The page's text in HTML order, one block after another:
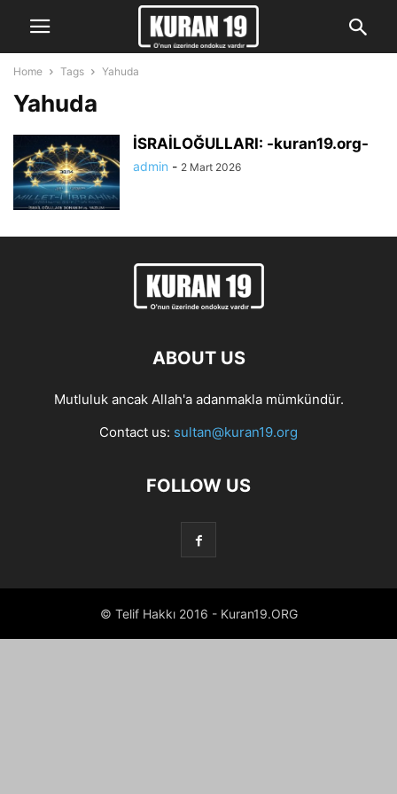
Home Tags Yahuda
Yahuda
İSRAİLOĞULLARI: -kuran19.org-
admin - 2 Mart 2026
ABOUT US
Mutluluk ancak Allah'a adanmakla mümkündür.
Contact us: sultan@kuran19.org
FOLLOW US
© Telif Hakkı 2016 - Kuran19.ORG